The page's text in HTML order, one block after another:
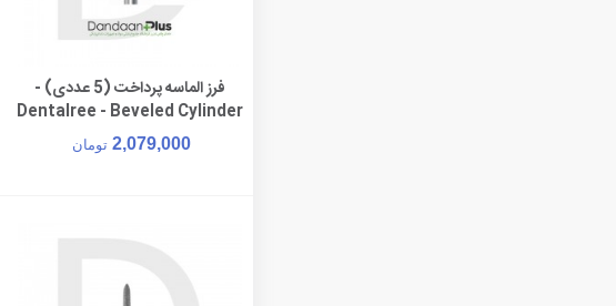
افزودن به سبد خریدفرز الماسه پرداخت (5 عددی) -
Dentalree - Beveled Cylinder
FG 885
2,079,000 تومان